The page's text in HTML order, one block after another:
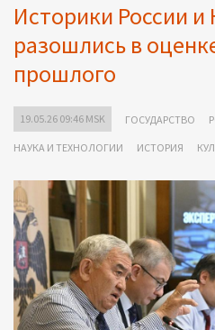
Историки России и
разошлись в
прошлого
19.05.26 09:46 MSK ГОСУДАРСТВО
НАУКА И ТЕХНОЛОГИИ ИСТОРИЯ